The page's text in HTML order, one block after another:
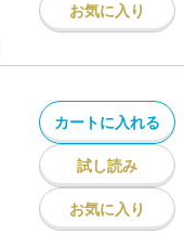
お気に入り
カートに入れる
試し読み
お気に入り